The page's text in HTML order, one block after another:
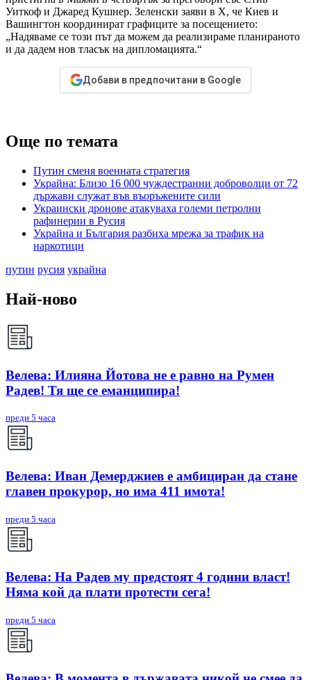
Уиткоф и Джаред Кушнер. Зеленски заяви в X, че Киев и
Вашингтон координират графиците за посещението:
„Надяваме се този път да можем да реализираме планираното
и да дадем нов тласък на дипломацията.“
Добави в предпочитани в Google
Още по темата
Путин сменя военната стратегия
Украйна: Близо 16 000 чуждестранни доброволци от 72
държави служат във въоръжените сили
Украински дронове атакуваха големи петролни
рафинерии в Русия
Украйна и България разбиха мрежа за трафик на
наркотици
путин русия украйна
Най-ново
Велева: Илияна Йотова не е равно на Румен
Радев! Тя ще се еманципира!
преди 5 часа
Велева: Иван Демерджиев е амбициран да стане
главен прокурор, но има 411 имота!
преди 5 часа
Велева: На Радев му предстоят 4 години власт!
Няма кой да плати протести сега!
преди 5 часа